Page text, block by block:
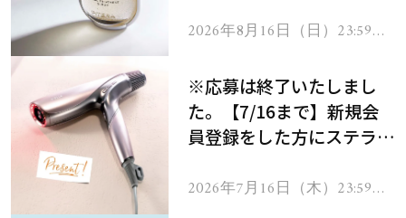
2026年8月16日（日）23:59ま
※応募は終了いたしまし
た。【7/16まで】新規会
員登録をした方にステラボ
ヘアドライヤー ジュエル
2026年7月16日（木）23:59ま